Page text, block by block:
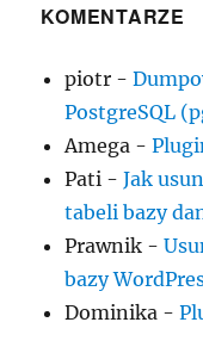
KOMENTARZE
piotr -
PostgreSQL
Amega -
Pati -Jak
tabeli bazy
Prawnik -
bazy
Dominika -